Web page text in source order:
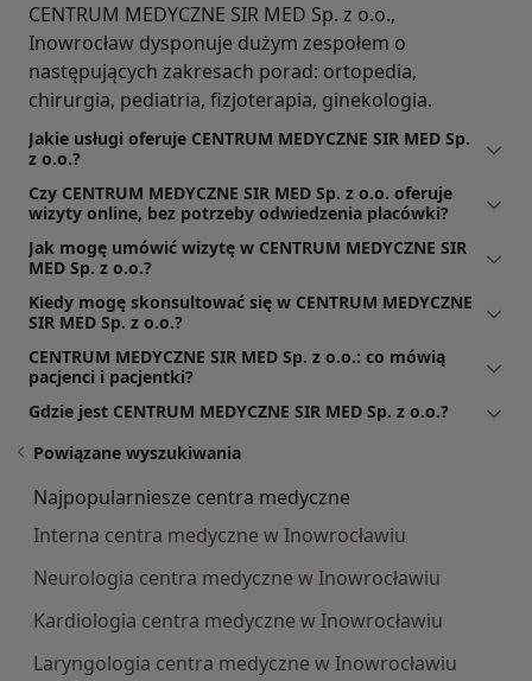
CENTRUM MEDYCZNE SIR MED Sp. z o.o.,
Inowrocław dysponuje dużym zespołem o
następujących zakresach porad: ortopedia,
chirurgia, pediatria, fizjoterapia, ginekologia.
Jakie usługi oferuje CENTRUM MEDYCZNE SIR MED Sp.
z o.o.?
Czy CENTRUM MEDYCZNE SIR MED Sp. z o.o. oferuje
wizyty online, bez potrzeby odwiedzenia placówki?
Jak mogę umówić wizytę w CENTRUM MEDYCZNE SIR
MED Sp. z o.o.?
Kiedy mogę skonsultować się w CENTRUM MEDYCZNE
SIR MED Sp. z o.o.?
CENTRUM MEDYCZNE SIR MED Sp. z o.o.: co mówią
pacjenci i pacjentki?
Gdzie jest CENTRUM MEDYCZNE SIR MED Sp. z o.o.?
Powiązane wyszukiwania
Najpopularniesze centra medyczne
Interna centra medyczne w Inowrocławiu
Neurologia centra medyczne w Inowrocławiu
Kardiologia centra medyczne w Inowrocławiu
Laryngologia centra medyczne w Inowrocławiu